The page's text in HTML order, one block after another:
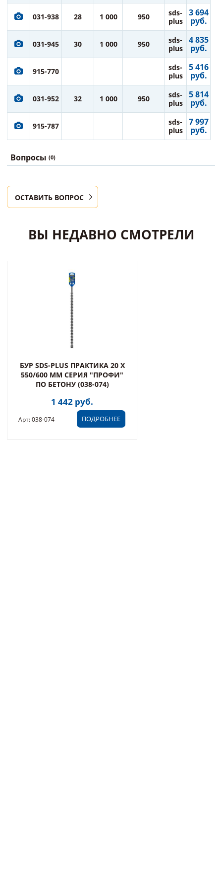
031-938 28 1 000 950
sds-
plus
3 694
руб.
031-945 30 1 000 950
sds-
plus
4 835
руб.
915-770
sds-
plus
5 416
руб.
031-952 32 1 000 950
sds-
plus
5 814
руб.
915-787
sds-
plus
7 997
руб.
Вопросы (0)
ОСТАВИТЬ ВОПРОС
ВЫ НЕДАВНО СМОТРЕЛИ
БУР SDS-PLUS ПРАКТИКА 20 Х
550/600 ММ СЕРИЯ "ПРОФИ"
ПО БЕТОНУ (038-074)
1 442 руб.
ПОДРОБНЕЕ
Арт: 038-074